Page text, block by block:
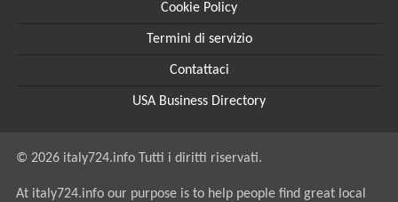
Cookie Policy
Termini di servizio
Contattaci
USA Business Directory
© 2026 italy724.info Tutti i diritti riservati.
At italy724.info our purpose is to help people find great local